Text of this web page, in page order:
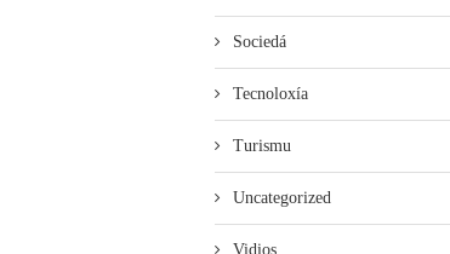
Sociedá
Tecnoloxía
Turismu
Uncategorized
Vidios